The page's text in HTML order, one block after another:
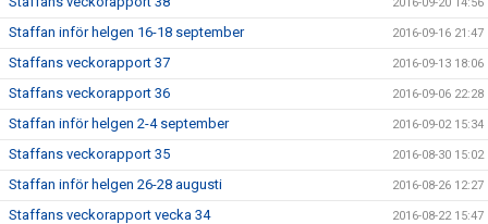
Staffan inför helgen 16-18 september 2016-09-16 21:47
Staffans veckorapport 37 2016-09-13 18:06
Staffans veckorapport 36 2016-09-06 22:28
Staffan inför helgen 2-4 september 2016-09-02 15:34
Staffans veckorapport 35 2016-08-30 15:02
Staffan inför helgen 26-28 augusti 2016-08-26 12:27
Staffans veckorapport vecka 34 2016-08-22 15:47